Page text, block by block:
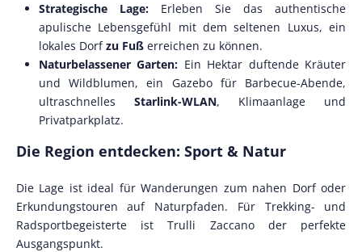
Strategische Lage:Erleben Sie das authentische
apulische Lebensgefühl mit dem seltenen Luxus, ein
lokales Dorfzu Fußerreichen zu können.
Naturbelassener Garten: Ein Hektar duftende Kräuter
und Wildblumen, ein Gazebo für Barbecue-Abende,
ultraschnelles Starlink-WLAN, Klimaanlage und
Privatparkplatz.
Die Region entdecken: Sport & Natur
Die Lage ist ideal für Wanderungen zum nahen Dorf oder
Erkundungstouren auf Naturpfaden. Für Trekking- und
Radsportbegeisterte ist Trulli Zaccano der perfekte
Ausgangspunkt.